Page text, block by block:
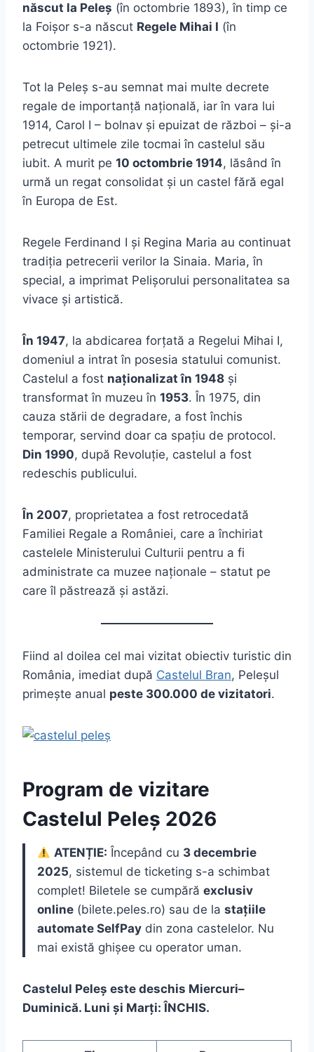
născut la Peleș (în octombrie 1893), în timp ce
la Foișor s-a născut Regele Mihai I (în
octombrie 1921).
Tot la Peleș s-au semnat mai multe decrete
regale de importanță națională, iar în vara lui
1914, Carol I – bolnav și epuizat de război – și-a
petrecut ultimele zile tocmai în castelul său
iubit. A murit pe 10 octombrie 1914, lăsând în
urmă un regat consolidat și un castel fără egal
în Europa de Est.
Regele Ferdinand I și Regina Maria au continuat
tradiția petrecerii verilor la Sinaia. Maria, în
special, a imprimat Pelișorului personalitatea sa
vivace și artistică.
În 1947, la abdicarea forțată a Regelui Mihai I,
domeniul a intrat în posesia statului comunist.
Castelul a fost naționalizat în 1948 și
transformat în muzeu în 1953. În 1975, din
cauza stării de degradare, a fost închis
temporar, servind doar ca spațiu de protocol.
Din 1990, după Revoluție, castelul a fost
redeschis publicului.
În 2007, proprietatea a fost retrocedată
Familiei Regale a României, care a închiriat
castelele Ministerului Culturii pentru a fi
administrate ca muzee naționale – statut pe
care îl păstrează și astăzi.
Fiind al doilea cel mai vizitat obiectiv turistic din
România, imediat după Castelul Bran, Peleșul
primește anual peste 300.000 de vizitatori.
Program de vizitare
Castelul Peleș 2026
ATENȚIE: Începând cu 3 decembrie
2025, sistemul de ticketing s-a schimbat
complet! Biletele se cumpără exclusiv
online (bilete.peles.ro) sau de la stațiile
automate SelfPay din zona castelelor. Nu
mai există ghișee cu operator uman.
Castelul Peleș este deschis Miercuri–
Duminică. Luni și Marți: ÎNCHIS.